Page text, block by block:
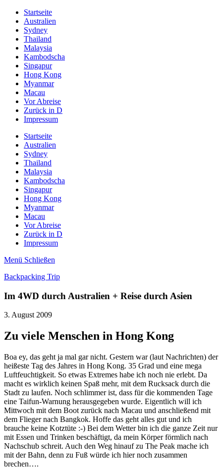
Startseite
Australien
Sydney
Thailand
Malaysia
Kambodscha
Singapur
Hong Kong
Myanmar
Macau
Vor Abreise
Zurück in D
Impressum
Startseite
Australien
Sydney
Thailand
Malaysia
Kambodscha
Singapur
Hong Kong
Myanmar
Macau
Vor Abreise
Zurück in D
Impressum
Menü Schließen
Backpacking Trip
Im 4WD durch Australien + Reise durch Asien
3. August 2009
Zu viele Menschen in Hong Kong
Boa ey, das geht ja mal gar nicht. Gestern war (laut Nachrichten) der
heißeste Tag des Jahres in Hong Kong. 35 Grad und eine mega
Luftfeuchtigkeit. So etwas Extremes habe ich noch nie erlebt. Da
macht es wirklich keinen Spaß mehr, mit dem Rucksack durch die
Stadt zu laufen. Noch schlimmer ist, dass für die kommenden Tage
eine Taifun-Warnung herausgegeben wurde. Eigentlich will ich
Mittwoch mit dem Boot zurück nach Macau und anschließend mit
dem Flieger nach Bangkok. Hoffe das geht alles gut und ich
brauche keine Kotztüte :-) Bei dem Wetter bin ich die ganze Zeit nur
mit Essen und Trinken beschäftigt, da mein Körper förmlich nach
Nachschub schreit. Auch den Weg hinauf zu The Peak mache ich
mit der Bahn, denn zu Fuß würde ich hier noch zusammen
brechen….